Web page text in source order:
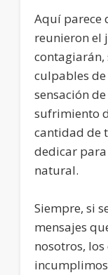
Aquí parece
reunieron el
contagiarán,
culpables
sensación
sufrimiento
cantidad de
dedicar
natural.
Siempre, si
mensajes
nosotros,